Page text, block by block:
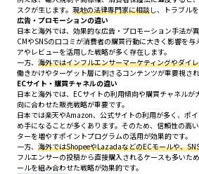
スクが生じます。 現地の法律専門家に相談し、トラブル
広告・プロモーションの違い
日本と海外では、効果的な広告・プロモーション手法が
CMやSNSの口コミが消費者の購買行動に大きく影響を与
アやレビューを活用した戦略が多く存在します。
一方、 海外ではインフルエンサーマーケティングやダイ
働きかけやターゲット層に刺さるコンテンツが重要視され
ECサイト・購買チャネルの違い
日本と海外では、ECサイトの利用傾向や購買チャネルが
向に合わせた販売戦略が重要です。
日本では楽天やAmazon、公式サイトの利用が多く、ポ
め手になることが多くあります。そのため、信頼性の高
ターを増やすポイントプログラムの活用が効果的です。
一方、 海外ではShopeeやLazadaなどのECモールや、
フルエンサーの投稿から直接購入されるケースも多いた
ールを組み合わせた戦略が効果的です。